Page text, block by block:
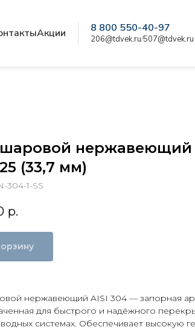
Акции 8 800 550-40-97
206@tdvek.ru/507@tdvek.ru
нержавеющий
(33,7 мм)
304-1-SS
р.
нержавеющий AISI 304 — запорная
для быстрого и надёжного
системах. Обеспечивает высокую